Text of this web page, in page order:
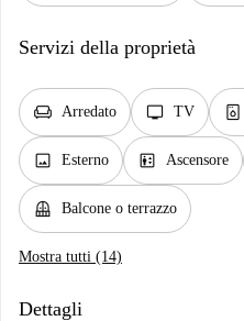
Servizi della proprietà
chair Arredato tv TV dishwasher_gen
image Esterno elevator Ascensore
balcony Balcone o terrazzo
Mostra tutti (14)
Dettagli